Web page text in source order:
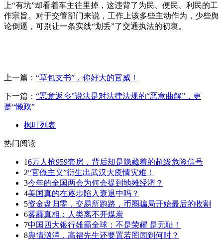
上“有坑”却看着车主往里掉，这违背了为民、便民、利民的工
作宗旨。对于交管部门来说，工作上该多些主动作为，少些舆
论倒逼，可别让一条实线“划丢”了交通执法的初衷。
上一篇： “草包支书”，你好大的官威！
下一篇： “恶意返乡”说法是对法律法规的“恶意曲解”，更
是“懒政”
枫叶列表
热门阅读
16万人抢959套房，背后却是隐藏着的超级危险信号
2“官僚主义”衍生出武汉大疫情灾难！
3今年的全国两会为何会提到地摊经济？
4美国真的在逐步陷入衰退中吗？
5资金盘归零，交易所跑路，币圈骗局开始最后的收割
6雾霾真相：人类离不开煤炭
7中国四大银行雄霸全球：不是荣耀 是无耻！
8舆情汹涌，高福先生还要置若罔闻到何时？